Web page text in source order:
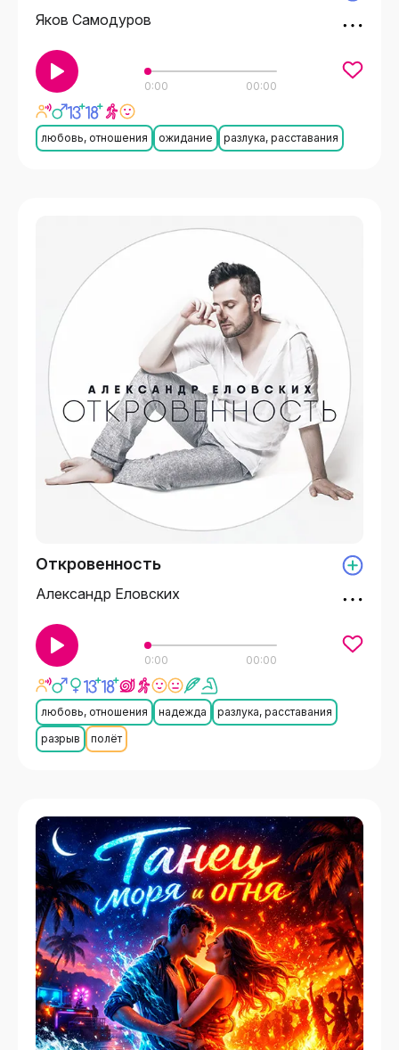
Яков Самодуров
0:00 00:00
любовь, отношения ожидание разлука, расставания
Откровенность
Александр Еловских
0:00 00:00
любовь, отношения надежда
разлука, расставания
разрыв
полёт